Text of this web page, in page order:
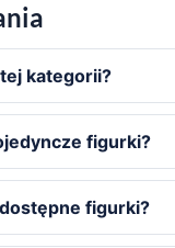
kategorii?
figurki?
figurki?